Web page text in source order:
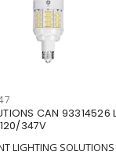
CAN 93314526
347V
LIGHTING